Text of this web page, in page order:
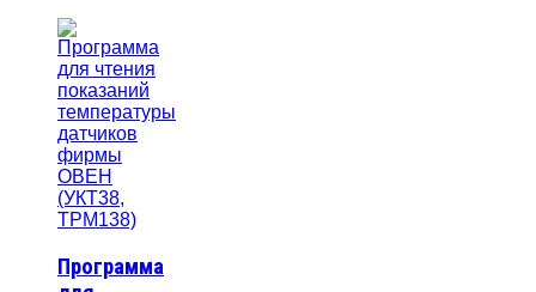
Программа